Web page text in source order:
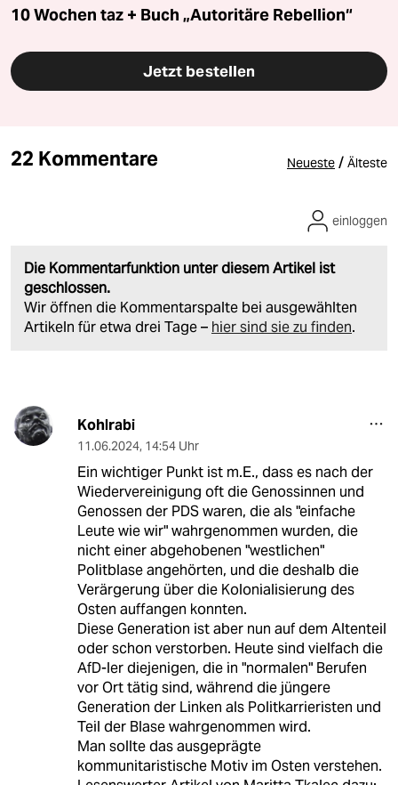
10 Wochen taz + Buch „Autoritäre Rebellion“
Jetzt bestellen
22 Kommentare Neueste / Älteste
Die Kommentarfunktion unter diesem Artikel ist
geschlossen.
Wir öffnen die Kommentarspalte bei ausgewählten
Artikeln für etwa drei Tage – hier sind sie zu finden.
einloggen
Kohlrabi
11.06.2024, 14:54 Uhr
Ein wichtiger Punkt ist m.E., dass es nach der
Wiedervereinigung oft die Genossinnen und
Genossen der PDS waren, die als "einfache
Leute wie wir" wahrgenommen wurden, die
nicht einer abgehobenen "westlichen"
Politblase angehörten, und die deshalb die
Verärgerung über die Kolonialisierung des
Osten auffangen konnten.
Diese Generation ist aber nun auf dem Altenteil
oder schon verstorben. Heute sind vielfach die
AfD-ler diejenigen, die in "normalen" Berufen
vor Ort tätig sind, während die jüngere
Generation der Linken als Politkarrieristen und
Teil der Blase wahrgenommen wird.
Man sollte das ausgeprägte
kommunitaristische Motiv im Osten verstehen.